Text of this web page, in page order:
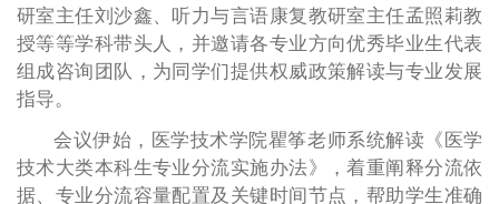
研室主任刘沙鑫、听力与言语康复教研室主任孟照莉教
授等等学科带头人，并邀请各专业方向优秀毕业生代表
组成咨询团队，为同学们提供权威政策解读与专业发展
指导。
会议伊始，医学技术学院瞿筝老师系统解读《医学
技术大类本科生专业分流实施办法》，着重阐释分流依
据、专业分流容量配置及关键时间节点，帮助学生准确